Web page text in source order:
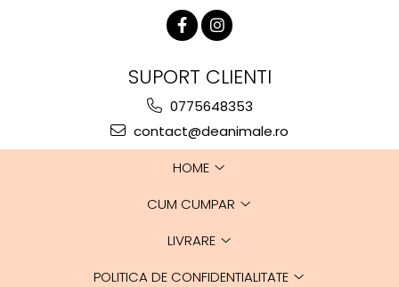
SUPORT CLIENTI
0775648353
contact@deanimale.ro
HOME
CUM CUMPAR
LIVRARE
POLITICA DE CONFIDENTIALITATE